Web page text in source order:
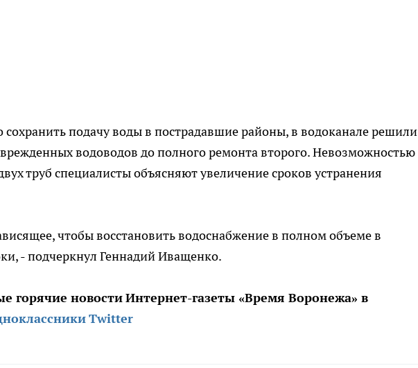
сохранить подачу воды в пострадавшие районы, в водоканале решили
водоводов до полного ремонта второго. Невозможностью
труб специалисты объясняют увеличение сроков устранения
чтобы восстановить водоснабжение в полном объеме в
- подчеркнул Геннадий Иващенко.
горячие новостиИнтернет-газеты «Время Воронежа» в
Twitter